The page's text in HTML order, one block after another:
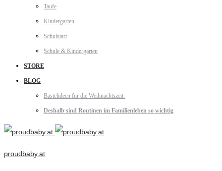
Taufe
Kindergarten
Schulstart
Schule & Kindergarten
STORE
BLOG
Bastelideen für die Weihnachtszeit.
Deshalb sind Routinen im Familienleben so wichtig
proudbaby.at